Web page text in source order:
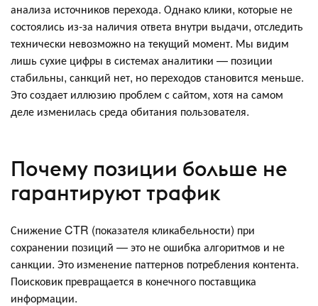
анализа источников перехода. Однако клики, которые не
состоялись из-за наличия ответа внутри выдачи, отследить
технически невозможно на текущий момент. Мы видим
лишь сухие цифры в системах аналитики — позиции
стабильны, санкций нет, но переходов становится меньше.
Это создает иллюзию проблем с сайтом, хотя на самом
деле изменилась среда обитания пользователя.
Почему позиции больше не
гарантируют трафик
Снижение CTR (показателя кликабельности) при
сохранении позиций — это не ошибка алгоритмов и не
санкции. Это изменение паттернов потребления контента.
Поисковик превращается в конечного поставщика
информации.